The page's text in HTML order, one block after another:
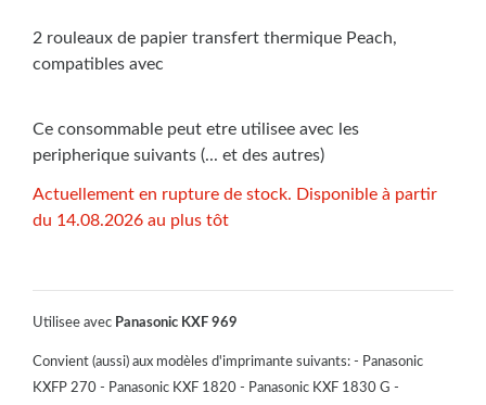
2 rouleaux de papier transfert thermique Peach,
compatibles avec
Ce consommable peut etre utilisee avec les
peripherique suivants (... et des autres)
Actuellement en rupture de stock. Disponible à partir
du 14.08.2026 au plus tôt
Utilisee avec Panasonic KXF 969
Convient (aussi) aux modèles d'imprimante suivants: - Panasonic
KXFP 270 - Panasonic KXF 1820 - Panasonic KXF 1830 G -